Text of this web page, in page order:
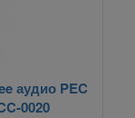
аудио PEC
0020